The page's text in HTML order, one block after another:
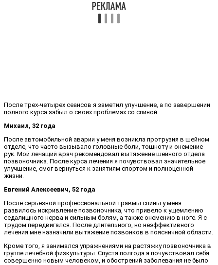
После трех-четырех сеансов я заметил улучшение, а по завершении
полного курса забыл о своих проблемах со спиной.
Михаил, 32 года
После автомобильной аварии у меня возникла протрузия в шейном
отделе, что часто вызывало головные боли, тошноту и онемение
рук. Мой лечащий врач рекомендовал вытяжение шейного отдела
позвоночника. После курса лечения я почувствовал значительное
улучшение, смог вернуться к занятиям спортом и полноценной
жизни.
Евгений Алексеевич, 52 года
После серьезной профессиональной травмы спины у меня
развилось искривление позвоночника, что привело к ущемлению
седалищного нерва и сильным болям, а также онемению в ноге. Я с
трудом передвигался. После длительного, но неэффективного
лечения мне назначили вытяжение позвонков в поясничной области.
Кроме того, я занимался упражнениями на растяжку позвоночника в
группе лечебной физкультуры. Спустя полгода я почувствовал себя
совершенно новым человеком, и обострений заболевания не было